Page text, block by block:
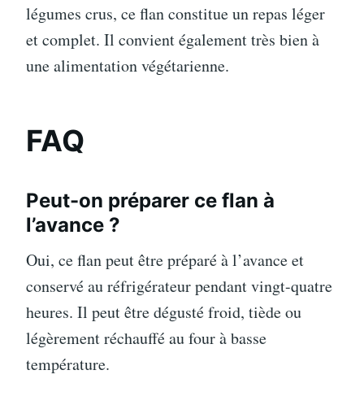
légumes crus, ce flan constitue un repas léger
et complet. Il convient également très bien à
une alimentation végétarienne.
FAQ
Peut-on préparer ce flan à
l’avance ?
Oui, ce flan peut être préparé à l’avance et
conservé au réfrigérateur pendant vingt-quatre
heures. Il peut être dégusté froid, tiède ou
légèrement réchauffé au four à basse
température.